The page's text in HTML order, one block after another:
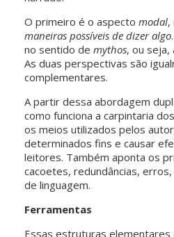
O primeiro é o aspecto modal,
maneiras possíveis de dizer algo
no sentido de mythos, ou seja,
As duas perspectivas são
complementares.
A partir dessa abordagem
como funciona a carpintaria
os meios utilizados pelos
determinados fins e causar
leitores. Também aponta os
cacoetes, redundâncias,
de linguagem.
Ferramentas
Essas estruturas